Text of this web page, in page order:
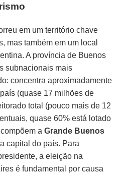
em um território chave
mas também em um local
A província de Buenos
subnacionais mais
concentra aproximadamente
(quase 17 milhões de
total (pouco mais de 12
quase 60% está lotado
aGrande Buenos
capital do país. Para
a eleição na
é fundamental por causa